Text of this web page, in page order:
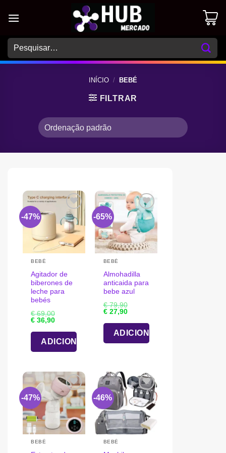
Pesquisar
por:
INÍCIO / BEBÉ
FILTRAR
-47%
BEBÉ
Agitador de
biberones de
leche para
bebés
€69,00
O
original
era:
€ 69,00.
€ 36,90O
atual
é:
€ 36,90.
ADICIONAR
-65%
BEBÉ
Almohadilla
anticaida para
bebe azul
€79,90
O
original
era:
€ 79,90.
€27,90O
atual
é:
€ 27,90.
ADICIONAR
-47%
BEBÉ
-46%
BEBÉ